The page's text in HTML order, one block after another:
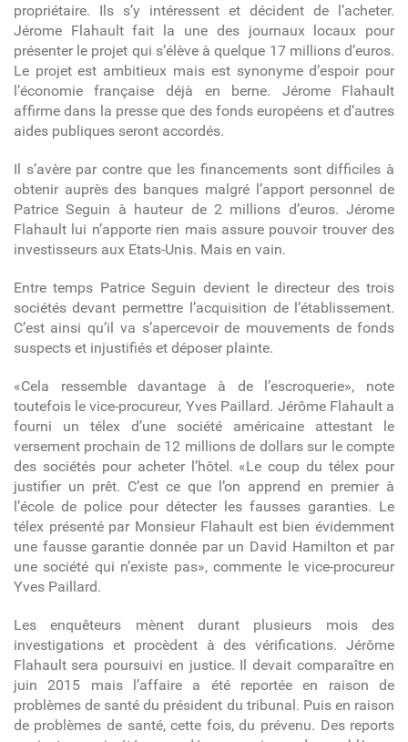
propriétaire. Ils s’y intéressent et décident de l’acheter.
Jérome Flahault fait la une des journaux locaux pour
présenter le projet qui s’élève à quelque 17 millions d’euros.
Le projet est ambitieux mais est synonyme d’espoir pour
l’économie française déjà en berne. Jérome Flahault
affirme dans la presse que des fonds européens et d’autres
aides publiques seront accordés.
Il s’avère par contre que les financements sont difficiles à
obtenir auprès des banques malgré l’apport personnel de
Patrice Seguin à hauteur de 2 millions d’euros. Jérome
Flahault lui n’apporte rien mais assure pouvoir trouver des
investisseurs aux Etats-Unis. Mais en vain.
Entre temps Patrice Seguin devient le directeur des trois
sociétés devant permettre l’acquisition de l’établissement.
C’est ainsi qu’il va s’apercevoir de mouvements de fonds
suspects et injustifiés et déposer plainte.
«Cela ressemble davantage à de l’escroquerie», note
toutefois le vice-procureur, Yves Paillard. Jérôme Flahault a
fourni un télex d’une société américaine attestant le
versement prochain de 12 millions de dollars sur le compte
des sociétés pour acheter l’hôtel. «Le coup du télex pour
justifier un prêt. C’est ce que l’on apprend en premier à
l’école de police pour détecter les fausses garanties. Le
télex présenté par Monsieur Flahault est bien évidemment
une fausse garantie donnée par un David Hamilton et par
une société qui n’existe pas», commente le vice-procureur
Yves Paillard.
Les enquêteurs mènent durant plusieurs mois des
investigations et procèdent à des vérifications. Jérôme
Flahault sera poursuivi en justice. Il devait comparaître en
juin 2015 mais l’affaire a été reportée en raison de
problèmes de santé du président du tribunal. Puis en raison
de problèmes de santé, cette fois, du prévenu. Des reports